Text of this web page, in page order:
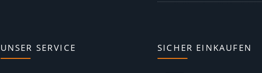
UNSER SERVICE SICHER EINKAUFEN